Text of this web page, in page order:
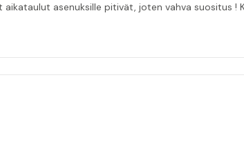
sähköyritys ja ihan mukavaa porukkaa duunissa 👍 Sovitut aikataulut asenuksille